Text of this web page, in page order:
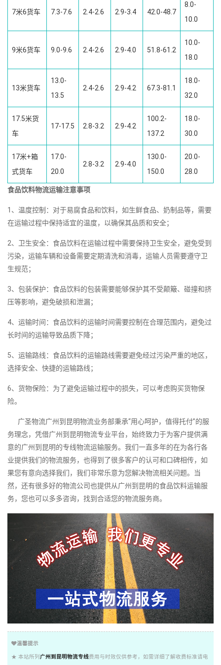
7米6货车 7.3-7.6 2.4-2.6 2.9-3.4 42.0-48.7
8.0-
10.0
9米6货车 9.0-9.6 2.4-2.6 2.9-4.0 51.8-61.2
10.0-
18.0
13米货车
13.0-
13.5
2.4-2.6 2.9-4.2 67.3-81.1
18.0-
32.0
17.5米货
车
17-17.5 2.8-3.2 2.9-4.2
100.2-
137.2
18.0-
30.0
17米+箱
式货车
17.0-
20.0
2.8-3.2 2.9-4.0
130.0-
150.0
20.0-
28.0
食品饮料物流运输注意事项
1、温度控制：对于易腐食品和饮料，如生鲜食品、奶制品等，需要
在运输过程中保持适宜的温度，以确保其品质和安全；
2、卫生安全：食品饮料在运输过程中需要保持卫生安全，避免受到
污染，运输车辆和设备需要定期清洗和消毒，运输人员需要遵守卫
生规范；
3、包装保护：食品饮料的包装需要能够保护其不受颠簸、碰撞和挤
压等影响，避免破损和泄漏；
4、运输时间：食品饮料的运输时间需要控制在合理范围内，避免过
长时间的运输导致品质下降；
5、运输路线：食品饮料的运输路线需要避免经过污染严重的地区，
选择安全、快捷的运输路线；
6、货物保险：为了避免运输过程中的损失，可以考虑购买货物保
险。
广圣物流广州到昆明物流业务部秉承“用心呵护，值得托付”的服
务理念，凭借广州到昆明物流专业平台，始终致力于为客户提供满
意的广州到昆明的专线物流运输服务。我们一直多年的在为各行各
业提供我们的物流服务，也得到了很多客户的认可和口碑相传，如
果您有意向选择我们，我们非常乐意为您解决物流相关问题。当
然，还有很多好的物流公司也提供从广州到昆明的食品饮料运输服
务，您也可以多多咨询，找到合适您的物流服务商。
温馨提示
★ 本站所列 广州到昆明物流专线费用与时效仅供参考，如需详细了解收费标准请电